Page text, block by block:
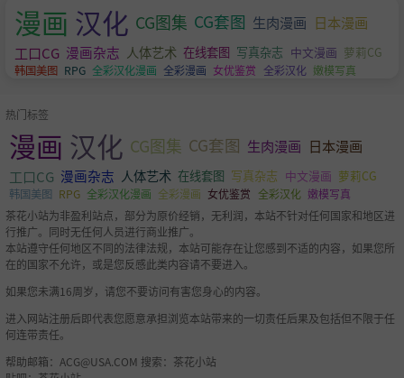
漫画 汉化 CG图集 CG套图 生肉漫画 日本漫画
工口CG 漫画杂志 人体艺术 在线套图 写真杂志 中文漫画 萝莉CG
韩国美图 RPG 全彩汉化漫画 全彩漫画 女优鉴赏 全彩汉化 嫩模写真
热门标签
漫画 汉化 CG图集 CG套图 生肉漫画 日本漫画
工口CG 漫画杂志 人体艺术 在线套图 写真杂志 中文漫画 萝莉CG
韩国美图 RPG 全彩汉化漫画 全彩漫画 女优鉴赏 全彩汉化 嫩模写真
茶花小站为非盈利站点，部分为原价经销，无利润，本站不针对任何国家和地区进
行推广。同时无任何人员进行商业推广。
本站遵守任何地区不同的法律法规，本站可能存在让您感到不适的内容，如果您所
在的国家不允许，或是您反感此类内容请不要进入。
如果您未满16周岁，请您不要访问有害您身心的内容。
进入网站注册后即代表您愿意承担浏览本站带来的一切责任后果及包括但不限于任
何连带责任。
帮助邮箱： ACG@USA.COM 搜索：茶花小站